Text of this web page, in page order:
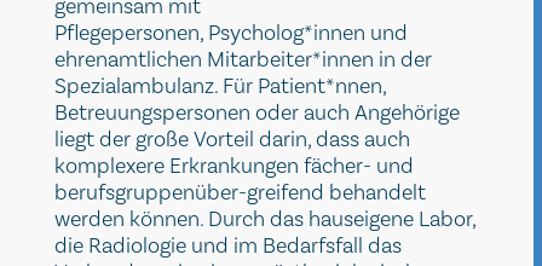
gemeinsam mit
Pflegepersonen, Psycholog*innen und
ehrenamtlichen Mitarbeiter*innen in der
Spezialambulanz. Für Patient*nnen,
Betreuungspersonen oder auch Angehörige
liegt der große Vorteil darin, dass auch
komplexere Erkrankungen fächer- und
berufsgruppenüber-greifend behandelt
werden können. Durch das hauseigene Labor,
die Radiologie und im Bedarfsfall das